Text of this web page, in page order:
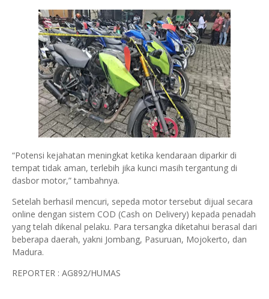
“Potensi kejahatan meningkat ketika kendaraan diparkir di
tempat tidak aman, terlebih jika kunci masih tergantung di
dasbor motor,” tambahnya.
Setelah berhasil mencuri, sepeda motor tersebut dijual secara
online dengan sistem COD (Cash on Delivery) kepada penadah
yang telah dikenal pelaku. Para tersangka diketahui berasal dari
beberapa daerah, yakni Jombang, Pasuruan, Mojokerto, dan
Madura.
REPORTER : AG892/HUMAS